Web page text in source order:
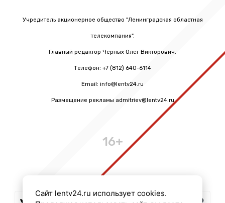
Учредитель акционерное общество "Ленинградская областная
телекомпания".
Главный редактор Черных Олег Викторович.
Телефон: +7 (812) 640-6114
Email: info@lentv24.ru
Размещение рекламы admitriev@lentv24.ru
16+
Сайт lentv24.ru использует cookies.